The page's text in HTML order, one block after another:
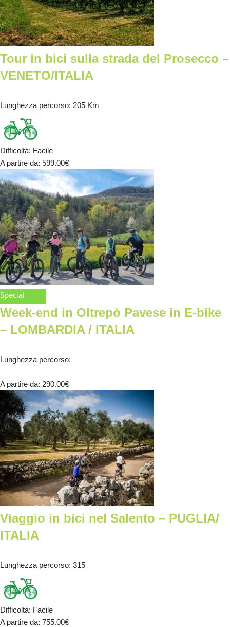
Tour in bici sulla strada del Prosecco –
VENETO/ITALIA
Lunghezza percorso: 205 Km
Difficoltà: Facile
A partire da: 599.00€
Special
Week-end in Oltrepò Pavese in E-bike
– LOMBARDIA / ITALIA
Lunghezza percorso:
A partire da: 290.00€
Viaggio in bici nel Salento – PUGLIA/
ITALIA
Lunghezza percorso: 315
Difficoltà: Facile
A partire da: 755.00€